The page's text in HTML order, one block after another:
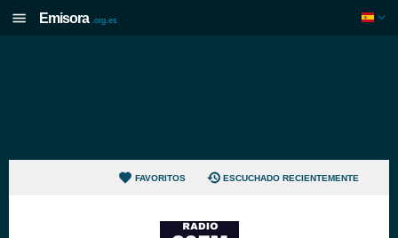
Emisora .org.es
FAVORITOS ESCUCHADO RECIENTEMENTE